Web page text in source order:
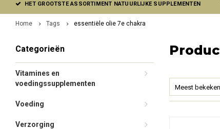
HET GROOTSTE ASSORTIMENT NATUURLIJKE SUPPLEMENTEN
Home Tags essentiële olie 7e chakra
Categorieën
Vitamines en
voedingssupplementen
Voeding
Verzorging
Meest bekeken